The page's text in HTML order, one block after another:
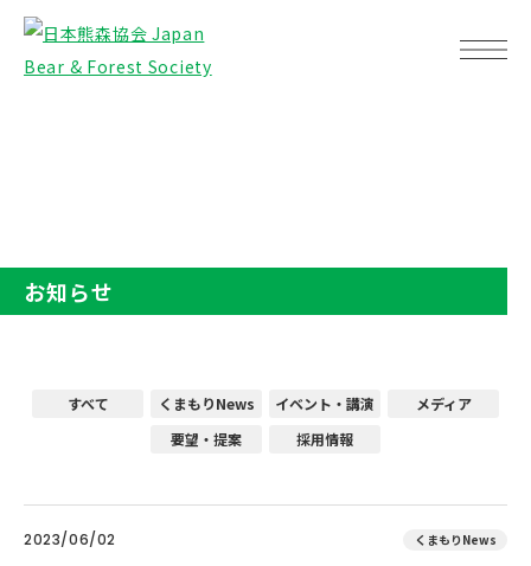
お知らせ
すべて くまもりNews イベント・講演
メディア
要望・提案
採用情報
2023/06/02 くまもりNews